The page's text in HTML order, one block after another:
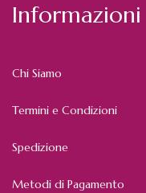
Informazioni
Chi Siamo
Termini e Condizioni
Spedizione
Metodi di Pagamento